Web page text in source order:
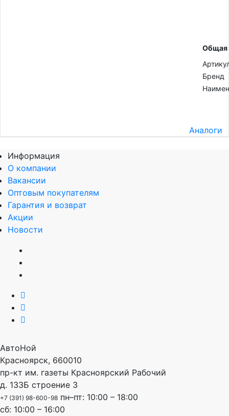
Общая
Бренд
Аналоги
Информация
О компании
Вакансии
Оптовым покупателям
Гарантия и возврат
Акции
Новости
АвтоНой
Красноярск, 660010
пр-кт им. газеты Красноярский Рабочий
д. 133Б строение 3
+7 (391) 98-600-98 пн–пт: 10:00 – 18:00
сб: 10:00 – 16:00